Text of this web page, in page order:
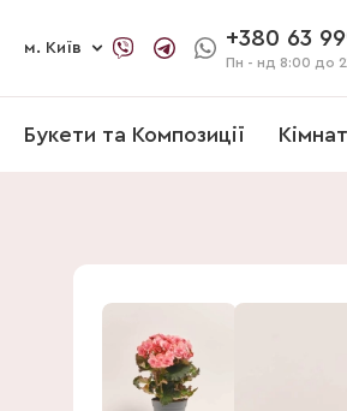
м. Київ +380 63
Пн - нд 8:00 до
Букети та Композиції